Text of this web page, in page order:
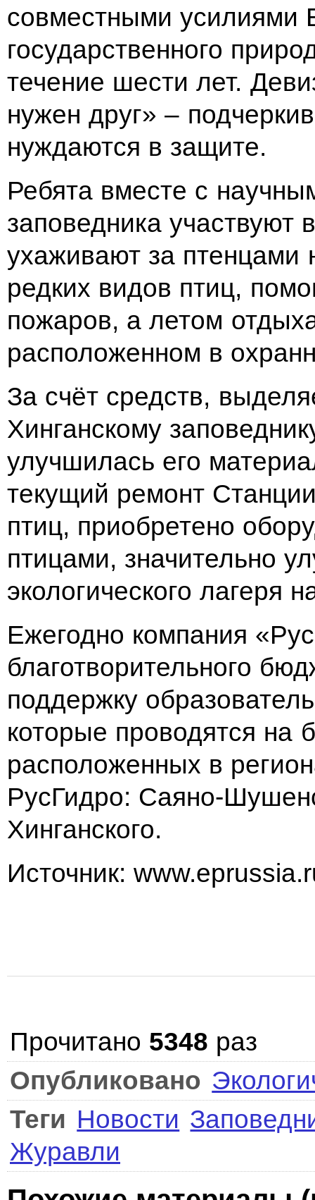
совместными усилиями
государственного
течение шести лет.
нужен друг» –
нуждаются в защите.
Ребята вместе с
заповедника участвуют
ухаживают за птенцами
редких видов птиц,
пожаров, а летом
расположенном в
За счёт средств,
Хинганскому
улучшилась его
текущий ремонт
птиц, приобретено
птицами, значительно
экологического лагеря
Ежегодно компания
благотворительного
поддержку
которые проводятся на
расположенных в
РусГидро: Саяно-
Хинганского.
Источник:
Прочитано 5348 раз
Опубликовано
Теги Новости
Журавли